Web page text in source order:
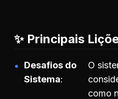
✨ Principais
Desafios do
Sistema
O
como